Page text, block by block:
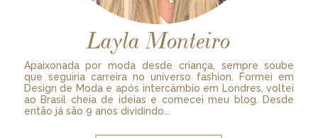
Layla Monteiro
Apaixonada por moda desde criança, sempre soube
que seguiria carreira no universo fashion. Formei em
Design de Moda e após intercâmbio em Londres, voltei
ao Brasil cheia de ideias e comecei meu blog. Desde
então já são 9 anos dividindo...